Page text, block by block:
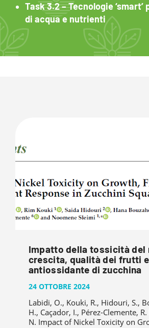
Task 3.2 – Tecnologie
di acqua e nutrienti
Impatto della tossicità del
crescita, qualità dei frutti
antiossidante di zucchina
24 OTTOBRE 2024
Labidi, O., Kouki, R., Hidouri, S.,
H., Caçador, I., Pérez-Clemente,
N. Impact of Nickel Toxicity on